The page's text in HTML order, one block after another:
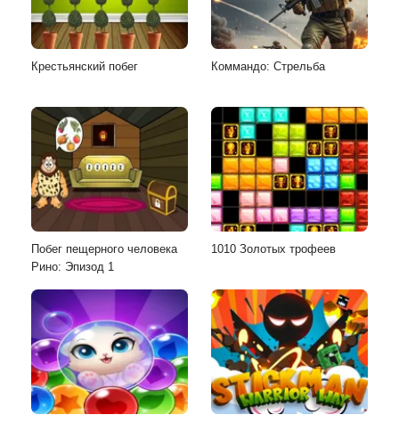
Крестьянский побег Коммандо: Стрельба
Побег пещерного человека
Рино: Эпизод 1
1010 Золотых трофеев